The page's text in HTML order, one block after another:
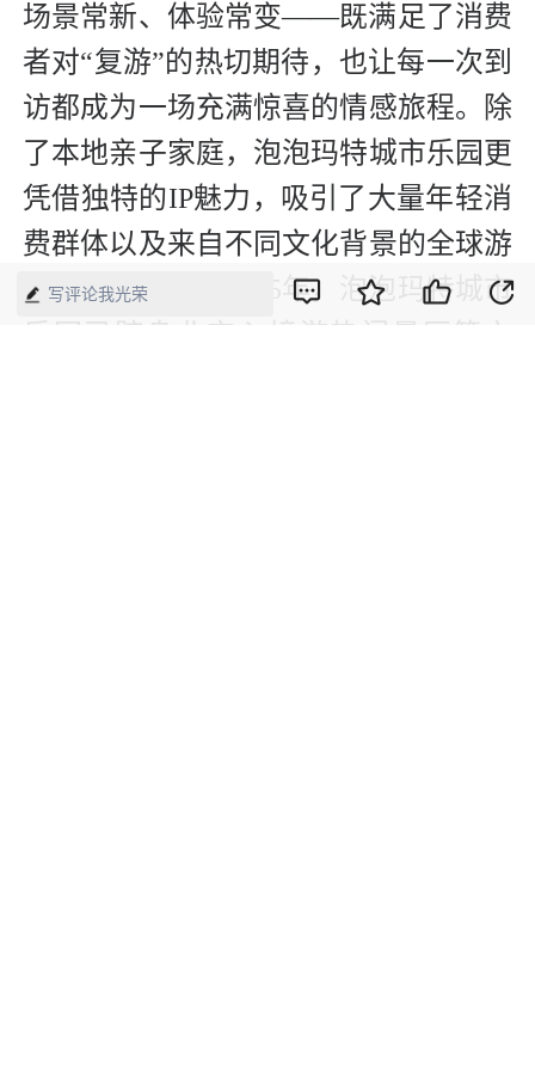
场景常新、体验常变——既满足了消费
者对“复游”的热切期待，也让每一次到
访都成为一场充满惊喜的情感旅程。除
了本地亲子家庭，泡泡玛特城市乐园更
凭借独特的IP魅力，吸引了大量年轻消
费群体以及来自不同文化背景的全球游
客。数据显示，2025年，泡泡玛特城市
乐园已跻身北京入境游热门景区第六
写评论我光荣